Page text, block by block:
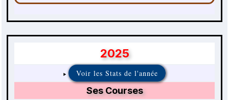
2025
Voir les Stats de l'année
Ses Courses